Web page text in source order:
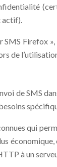
actif).
Firefox
de
de SMS
qui
à un